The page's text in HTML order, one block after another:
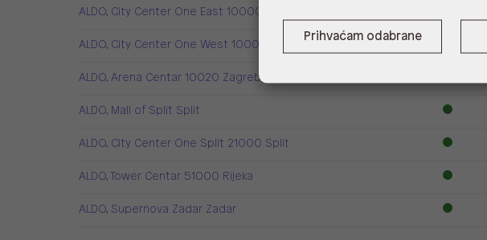
ALDO, City Center One East 10000 Zagreb
ALDO, City Center One West 10000 Zagreb
ALDO, Arena Centar 10020 Zagreb
ALDO, Mall of Split Split
ALDO, City Center One Split 21000 Split
ALDO, Tower Centar 51000 Rijeka
ALDO, Supernova Zadar Zadar
Prihvaćam odabrane